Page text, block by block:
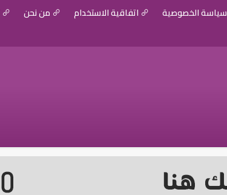
سياسة الخصوصية اتفاقية الاستخدام من نحن